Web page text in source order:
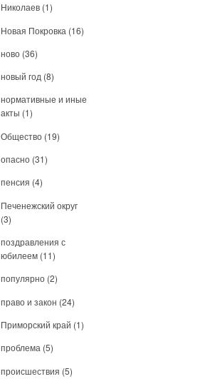
Николаев (1)
Новая Покровка (16)
ново (36)
новый год (8)
нормативные и иные
акты (1)
Общество (19)
опасно (31)
пенсия (4)
Печенежский округ
(3)
поздравления с
юбилеем (11)
популярно (2)
право и закон (24)
Приморский край (1)
проблема (5)
происшествия (5)